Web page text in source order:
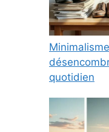
quotidien